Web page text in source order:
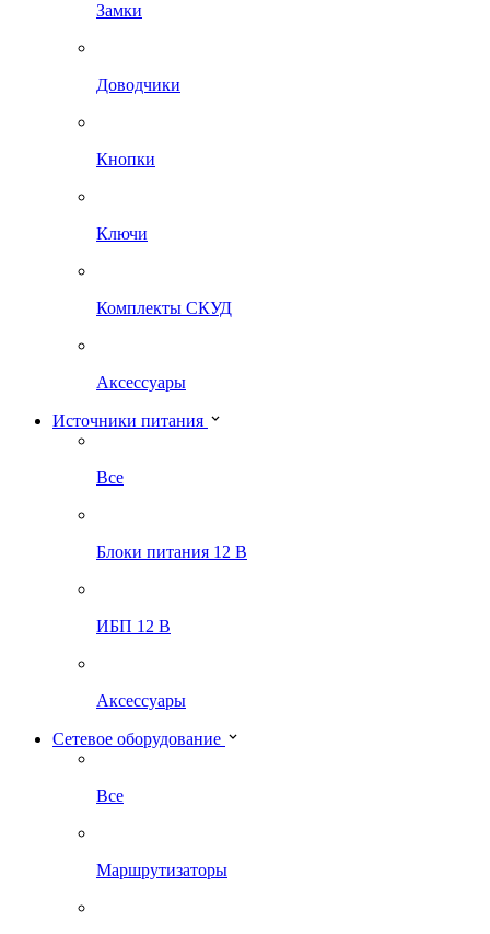
Замки
Доводчики
Кнопки
Ключи
Комплекты СКУД
Аксессуары
Источники питания
Все
Блоки питания 12 В
ИБП 12 В
Аксессуары
Сетевое оборудование
Все
Маршрутизаторы